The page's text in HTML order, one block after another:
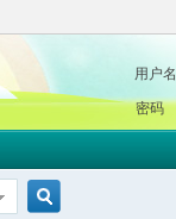
用户名
密码